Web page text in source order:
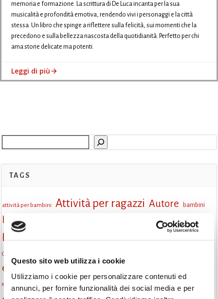
Questo sito web utilizza i cookie
Utilizziamo i cookie per personalizzare contenuti ed
annunci, per fornire funzionalità dei social media e per
memoria e formazione. La scrittura di De Luca incanta per la sua
musicalità e profondità emotiva, rendendo vivi i personaggi e la città
stessa. Un libro che spinge a riflettere sulla felicità, sui momenti che la
precedono e sulla bellezza nascosta della quotidianità. Perfetto per chi
ama storie delicate ma potenti.
Leggi di più
TAGS
attività per bambini Attività per ragazzi Autore bambini
biblioteca
biblioteca Monselice Biblioteca San Biagio
Centro per il libro e la lettura
eventi culturali
eventi Monselice famiglie Fiaccole della lettura